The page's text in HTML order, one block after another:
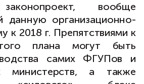
вообще
данную организационно-
к 2018 г. Препятствиями к
плана могут быть
самих ФГУПов и
министерств, а также